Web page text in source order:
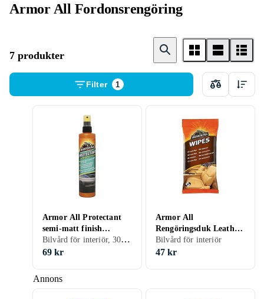
Armor All Fordonsrengöring
7 produkter
Filter 1
Annons
Armor All Protectant
semi-matt finish
12040073
Bilvård för interiör, 300 ml
69 kr
Armor All
Rengöringsduk Leather
Wipes Flatpack 674
Bilvård för interiör
47 kr